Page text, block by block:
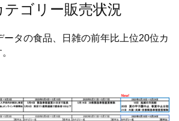
ゴリー販売状況
ータの食品、日雑の前年比上位20位カ